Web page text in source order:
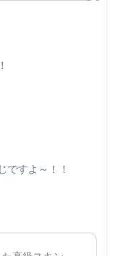
ですよ～！！